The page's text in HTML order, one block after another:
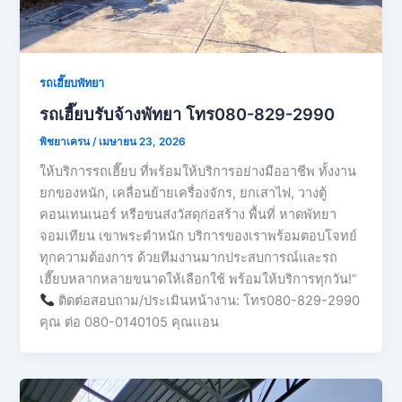
รถเฮี๊ยบพัทยา
รถเฮี๊ยบรับจ้างพัทยา โทร080-829-2990
พิชยาเครน/ เมษายน 23, 2026
ให้บริการรถเฮี๊ยบ ที่พร้อมให้บริการอย่างมืออาชีพ ทั้งงาน
ยกของหนัก, เคลื่อนย้ายเครื่องจักร, ยกเสาไฟ, วางตู้
คอนเทนเนอร์ หรือขนส่งวัสดุก่อสร้าง พื้นที่ หาดพัทยา
จอมเทียน เขาพระตำหนัก บริการของเราพร้อมตอบโจทย์
ทุกความต้องการ ด้วยทีมงานมากประสบการณ์และรถ
เฮี๊ยบหลากหลายขนาดให้เลือกใช้ พร้อมให้บริการทุกวัน!”
ติดต่อสอบถาม/ประเมินหน้างาน: โทร080-829-2990
คุณ ต่อ 080-0140105 คุณเเอน